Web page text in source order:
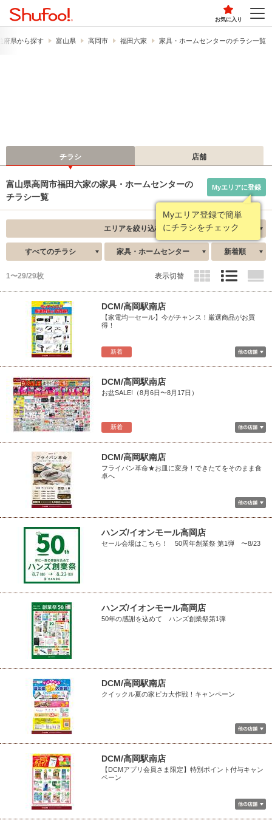
お気に入り
府県から探す 富山県 高岡市 福田六家 家具・ホームセンターのチラシ一覧
チラシ 店舗
富山県高岡市福田六家の家具・ホームセンターの
チラシ一覧
Myエリア登録で簡単
にチラシをチェック
Myエリアに登録
エリアを絞り込む
すべてのチラシ 家具・ホームセンター 新着順
1〜29/29枚 表示切替
新着
DCM/高岡駅南店
【家電均一セール】今がチャンス！厳選商品がお買
得！
新着
DCM/高岡駅南店
お盆SALE!（8月6日〜8月17日）
DCM/高岡駅南店
フライパン革命★お皿に変身！できたてをそのまま食
卓へ
ハンズ/イオンモール高岡店
セール会場はこちら！ 50周年創業祭 第1弾 〜8/23
ハンズ/イオンモール高岡店
50年の感謝を込めて ハンズ創業祭第1弾
DCM/高岡駅南店
クイックル夏の家ピカ大作戦！キャンペーン
DCM/高岡駅南店
【DCMアプリ会員さま限定】特別ポイント付与キャン
ペーン